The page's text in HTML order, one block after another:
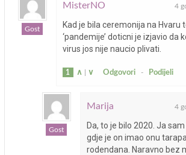
Gost
MisterNO 4
Kad je bila ceremonija na Hvaru
‘pandemije’ doticni je izjavio da
virus jos nije naucio plivati.
1 ∧ ∨ Odgovori- Podijeli
Gost
Marija 4
Da, to je bilo 2020. Ja
gdje je on imao onu
rodendana. Naravno bez